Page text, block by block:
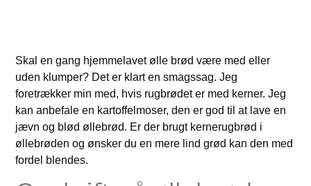
Skal en gang hjemmelavet ølle brød være med eller
uden klumper? Det er klart en smagssag. Jeg
foretrækker min med, hvis rugbrødet er med kerner. Jeg
kan anbefale en kartoffelmoser, den er god til at lave en
jævn og blød øllebrød. Er der brugt kernerugbrød i
øllebrøden og ønsker du en mere lind grød kan den med
fordel blendes.